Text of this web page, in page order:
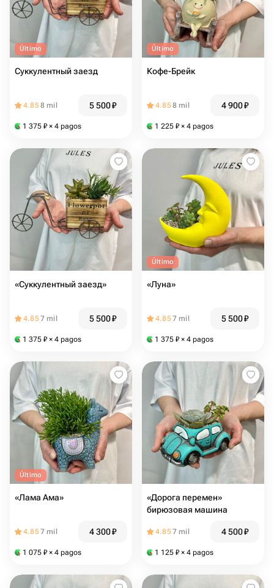
Último
Суккулентный заезд
4.858 mil 5 500₽
1 375 ₽ × 4 pagos
Último
Кофе-Брейк
4.858 mil 4 900₽
1 225 ₽ × 4 pagos
«Суккулентный заезд»
4.857 mil 5 500₽
1 375 ₽ × 4 pagos
Último
«Луна»
4.857 mil 5 500₽
1 375 ₽ × 4 pagos
Último
«Лама Ама»
4.857 mil 4 300₽
1 075 ₽ × 4 pagos
«Дорога перемен»
бирюзовая машина
4.857 mil 4 500₽
1 125 ₽ × 4 pagos